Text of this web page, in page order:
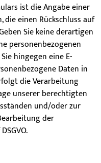
ist die Angabe einer
die einen Rückschluss auf
Sie keine derartigen
personenbezogenen
hingegen eine E-
Daten in
die Verarbeitung
unserer berechtigten
und/oder zur
der